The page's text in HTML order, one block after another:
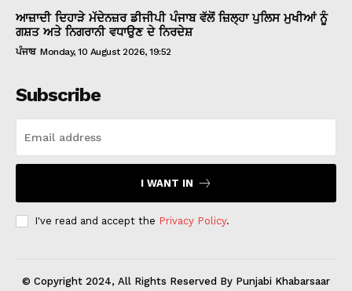
ਆਜ਼ਾਦੀ ਦਿਹਾੜੇ ਮੱਦੇਨਜ਼ਰ ਡੀਜੀਪੀ ਪੰਜਾਬ ਵੱਲੋਂ ਜ਼ਿਲ੍ਹਾ ਪੁਲਿਸ ਮੁਖੀਆਂ ਨੂੰ
ਗਸ਼ਤ ਅਤੇ ਨਿਗਰਾਨੀ ਵਧਾਉਣ ਦੇ ਨਿਰਦੇਸ਼
ਪੰਜਾਬ Monday, 10 August 2026, 19:52
Subscribe
I WANT IN
I've read and accept the Privacy Policy.
© Copyright 2024, All Rights Reserved By Punjabi Khabarsaar